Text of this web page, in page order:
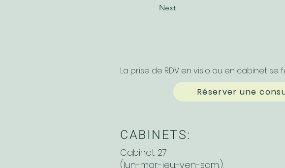
Next
La prise de RDV en visio ou en cabinet
Réserver une
CABINETS:
Cabinet 27
(lun.-mar.-jeu.-ven.-sam.):